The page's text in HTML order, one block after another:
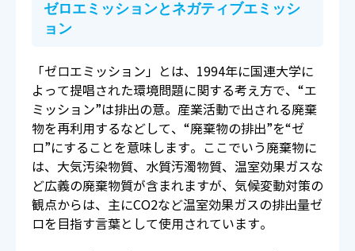
ゼロエミッションとネガティブエミッシ
ョン
「ゼロエミッション」とは、1994年に国連大学に
よって提唱された環境問題に関する考え方で、“エ
ミッション”は排出の意。産業活動で出される廃棄
物を再利用するなどして、“廃棄物の排出”を“ゼ
ロ”にすることを意味します。ここでいう廃棄物に
は、大気汚染物質、水質汚濁物質、温室効果ガスな
ど広義の廃棄物質が含まれますが、気候変動対策の
観点からは、主にCO2など温室効果ガスの排出量ゼ
ロを目指す言葉として使用されています。